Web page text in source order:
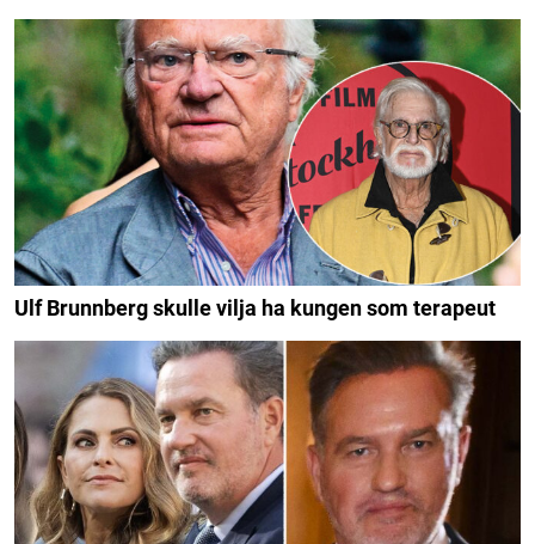
Ulf Brunnberg skulle vilja ha kungen som terapeut